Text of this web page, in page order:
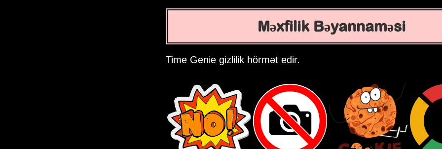
Məxfilik Bəyannaməsi
Time Genie gizlilik hörmət edir.